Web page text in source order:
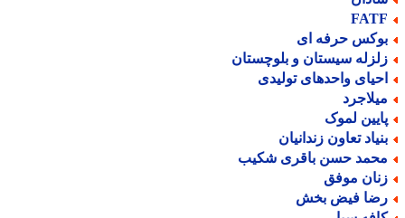
حرفه ای
سیستان و بلوچستان
واحدهای تولیدی
لموک
تعاون زندانیان
حسن باقری شکیب
موفق
فیض بخش